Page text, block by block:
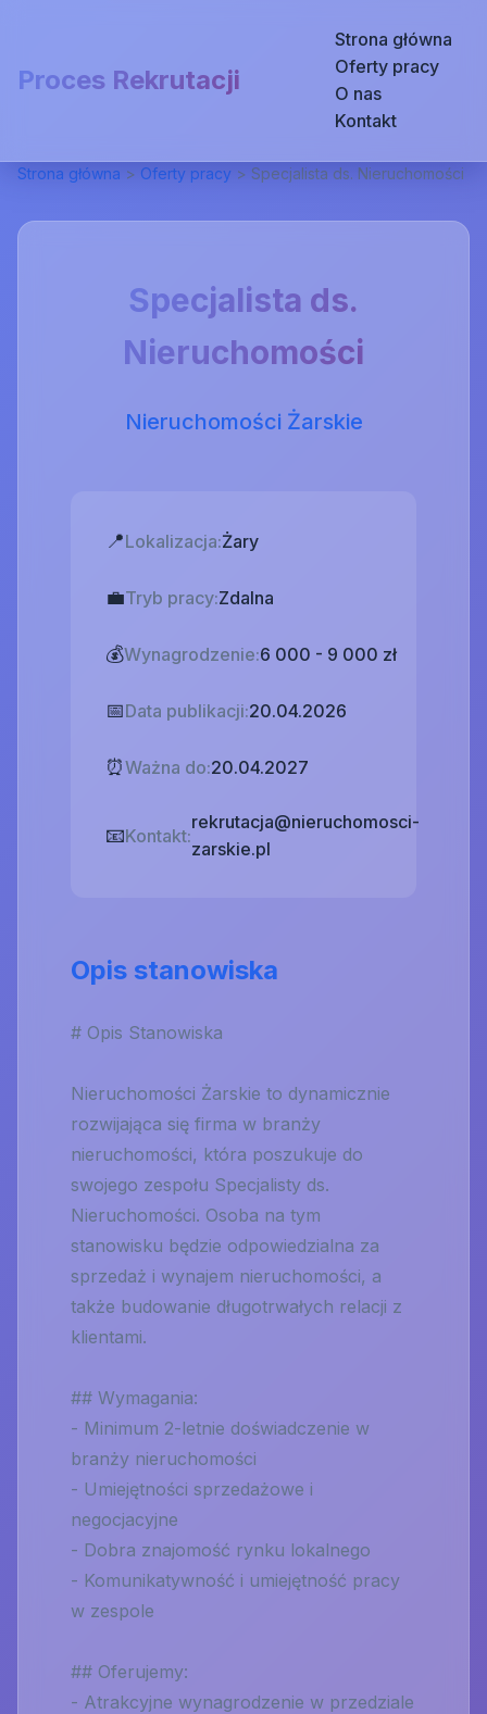
Proces Rekrutacji
Strona główna
Oferty pracy
O nas
Kontakt
Strona główna > Oferty pracy > Specjalista ds. Nieruchomości
Specjalista ds.
Nieruchomości
Nieruchomości Żarskie
📍Lokalizacja:Żary
💼Tryb pracy:Zdalna
💰Wynagrodzenie:6 000 - 9 000 zł
📅Data publikacji:20.04.2026
⏰Ważna do:20.04.2027
📧Kontakt:
rekrutacja@nieruchomosci-
zarskie.pl
Opis stanowiska
# Opis Stanowiska
Nieruchomości Żarskie to dynamicznie
rozwijająca się firma w branży
nieruchomości, która poszukuje do
swojego zespołu Specjalisty ds.
Nieruchomości. Osoba na tym
stanowisku będzie odpowiedzialna za
sprzedaż i wynajem nieruchomości, a
także budowanie długotrwałych relacji z
klientami.
## Wymagania:
- Minimum 2-letnie doświadczenie w
branży nieruchomości
- Umiejętności sprzedażowe i
negocjacyjne
- Dobra znajomość rynku lokalnego
- Komunikatywność i umiejętność pracy
w zespole
## Oferujemy:
- Atrakcyjne wynagrodzenie w przedziale